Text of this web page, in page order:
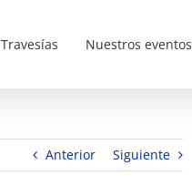
Travesías Nuestros eventos
Anterior Siguiente